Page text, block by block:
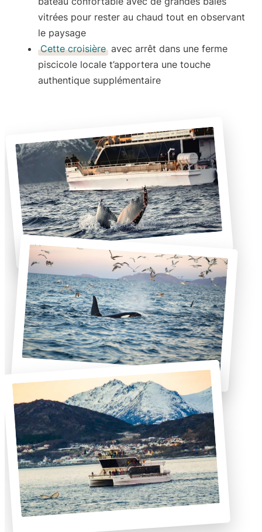
vitrées pour rester au chaud tout en observant
le paysage
Cette croisière avec arrêt dans une ferme
piscicole locale t’apportera une touche
authentique supplémentaire